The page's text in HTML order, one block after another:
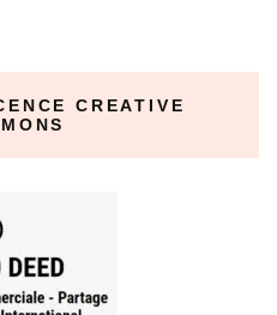
CREATIVE